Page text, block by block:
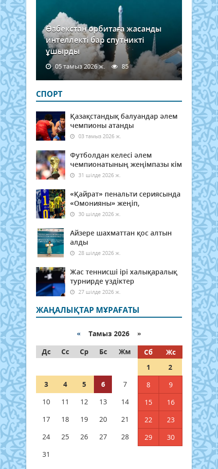
Өзбекстан орбитаға жасанды
интеллекті бар спутникті
ұшырды
05 тамыз 2026 ж. 85
СПОРТ
Қазақстандық балуандар әлем
чемпионы атанды
03 тамыз 2026 ж.
Футболдан келесі әлем
чемпионатының жеңімпазы кім
31 шілде 2026 ж.
«Қайрат» пенальти сериясында
«Омонияны» жеңіп,
30 шілде 2026 ж.
Айзере шахматтан қос алтын
алды
28 шілде 2026 ж.
Жас теннисші ірі халықаралық
турнирде үздіктер
27 шілде 2026 ж.
ЖАҢАЛЫҚТАР МҰРАҒАТЫ
« Тамыз 2026 »
Дс
Сс Ср Бс Жм Сб
Жс
1
2
3
4 5 6 7 8
9
10
11 12 13 14 15
16
17
18 19 20 21 22
23
24
25 26 27 28 29
30
31